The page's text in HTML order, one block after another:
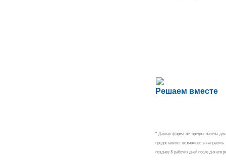
Решаем вместе
Сложности с
Сообщите об этом
* Данная форма не предназначена
предоставляет возможность
позднее 8 рабочих дней после дня его